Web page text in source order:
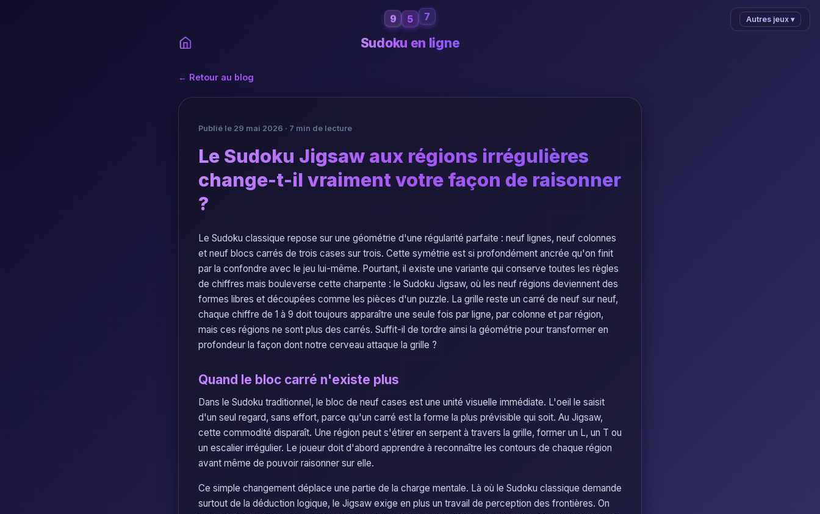
9 5 7
Sudoku en ligne
← Retour au blog
Publié le 29 mai 2026 · 7 min de lecture
Le Sudoku Jigsaw aux régions irrégulières
change-t-il vraiment votre façon de raisonner
?
Le Sudoku classique repose sur une géométrie d'une régularité parfaite : neuf lignes, neuf colonnes
et neuf blocs carrés de trois cases sur trois. Cette symétrie est si profondément ancrée qu'on finit
par la confondre avec le jeu lui-même. Pourtant, il existe une variante qui conserve toutes les règles
de chiffres mais bouleverse cette charpente : le Sudoku Jigsaw, où les neuf régions deviennent des
formes libres et découpées comme les pièces d'un puzzle. La grille reste un carré de neuf sur neuf,
chaque chiffre de 1 à 9 doit toujours apparaître une seule fois par ligne, par colonne et par région,
mais ces régions ne sont plus des carrés. Suffit-il de tordre ainsi la géométrie pour transformer en
profondeur la façon dont notre cerveau attaque la grille ?
Quand le bloc carré n'existe plus
Dans le Sudoku traditionnel, le bloc de neuf cases est une unité visuelle immédiate. L'oeil le saisit
d'un seul regard, sans effort, parce qu'un carré est la forme la plus prévisible qui soit. Au Jigsaw,
cette commodité disparaît. Une région peut s'étirer en serpent à travers la grille, former un L, un T ou
un escalier irrégulier. Le joueur doit d'abord apprendre à reconnaître les contours de chaque région
avant même de pouvoir raisonner sur elle.
Ce simple changement déplace une partie de la charge mentale. Là où le Sudoku classique demande
surtout de la déduction logique, le Jigsaw exige en plus un travail de perception des frontières. On
Autres jeux ▾